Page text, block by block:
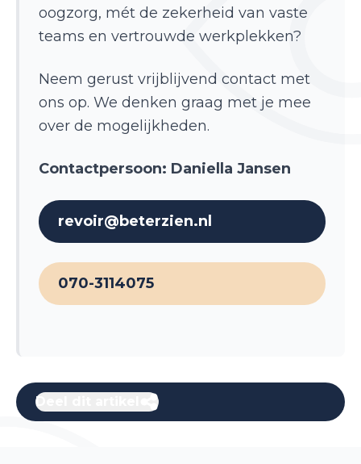
oogzorg, mét de zekerheid van vaste
teams en vertrouwde werkplekken?
Neem gerust vrijblijvend contact met
ons op. We denken graag met je mee
over de mogelijkheden.
Contactpersoon: Daniella Jansen
revoir@beterzien.nl
070-3114075
Deel dit artikel